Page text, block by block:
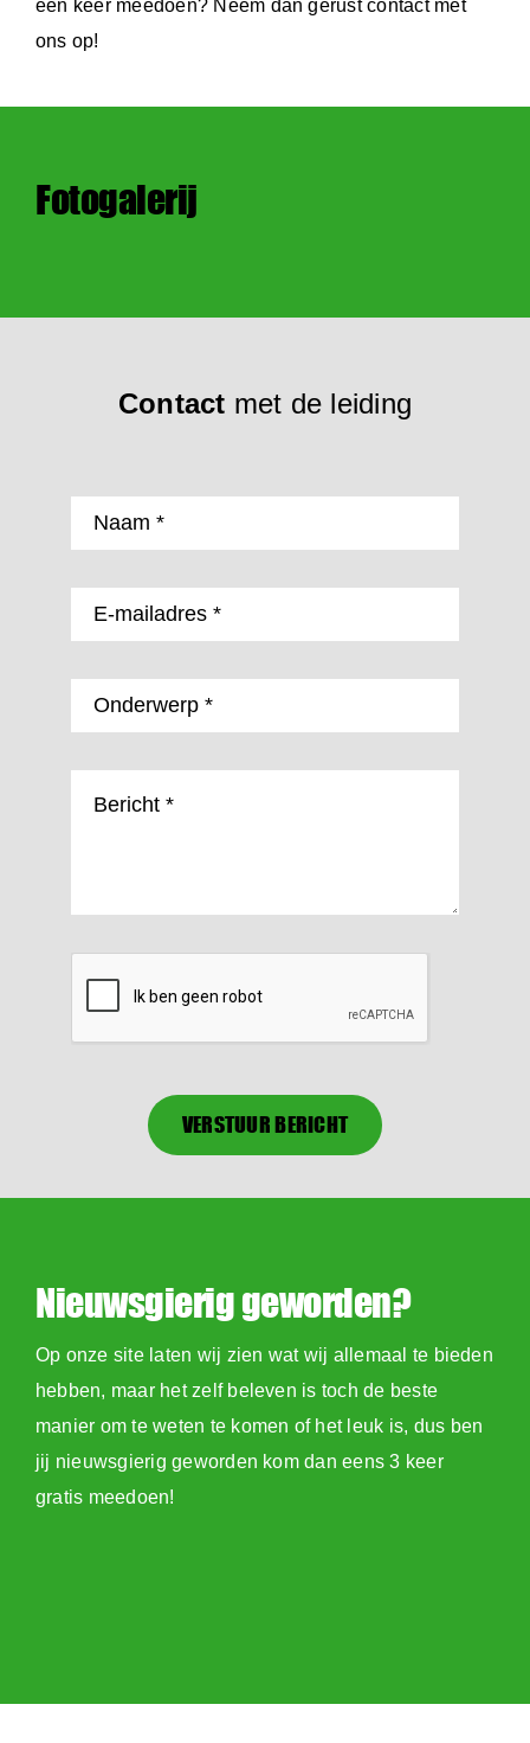
een keer meedoen? Neem dan gerust contact met
ons op!
Fotogalerij
Contact met de leiding
VERSTUUR BERICHT
Nieuwsgierig geworden?
Op onze site laten wij zien wat wij allemaal te bieden
hebben, maar het zelf beleven is toch de beste
manier om te weten te komen of het leuk is, dus ben
jij nieuwsgierig geworden kom dan eens 3 keer
gratis meedoen!